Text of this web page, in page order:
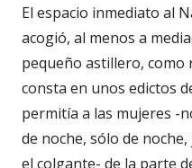
El espacio inmediato al
acogió, al menos a
pequeño astillero, como
consta en unos edictos
permitía a las mujeres -
de noche, sólo de
el colgante- de la parte